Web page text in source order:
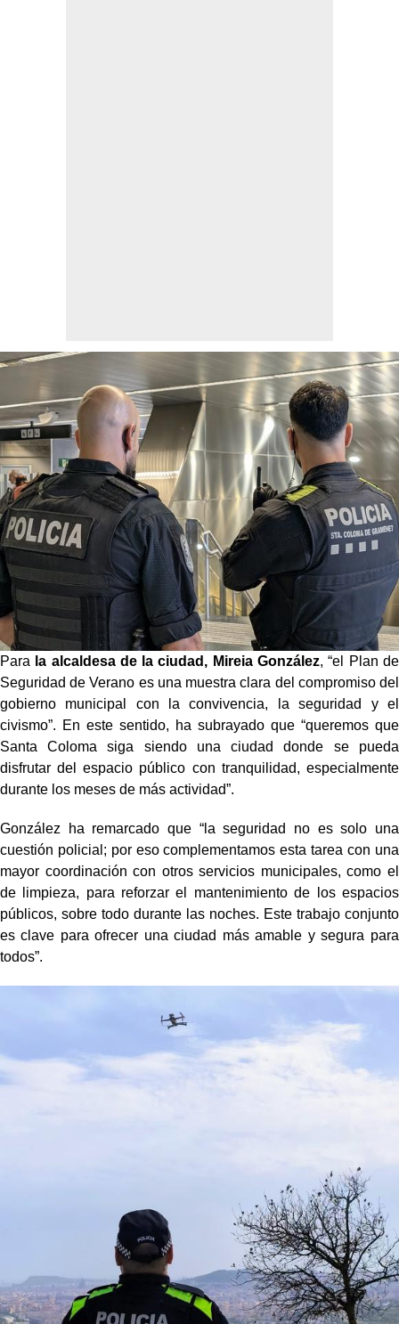
Para la alcaldesa de la ciudad, Mireia González, “el Plan de
Seguridad de Verano es una muestra clara del compromiso del
gobierno municipal con la convivencia, la seguridad y el
civismo”. En este sentido, ha subrayado que “queremos que
Santa Coloma siga siendo una ciudad donde se pueda
disfrutar del espacio público con tranquilidad, especialmente
durante los meses de más actividad”.
González ha remarcado que “la seguridad no es solo una
cuestión policial; por eso complementamos esta tarea con una
mayor coordinación con otros servicios municipales, como el
de limpieza, para reforzar el mantenimiento de los espacios
públicos, sobre todo durante las noches. Este trabajo conjunto
es clave para ofrecer una ciudad más amable y segura para
todos”.